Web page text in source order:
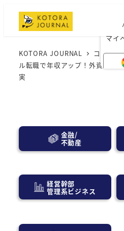
マイ
KOTORA JOURNAL コンサル
ル転職で年収アップ！外資・日
実
金融/
不動産
経営幹部
管理系ビジネス